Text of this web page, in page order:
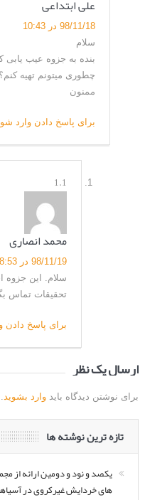
علی ابتداعی
98/11/18 در 10:43
سلام
بنده به جزوه عیب یابی
چطوری میتونم تهیه کنم؟
ممنون
برای پاسخ دادن وارد
1.1
محمد انصاری
98/11/19 در 08:53
سلام. این جزوه
تحقیقات تماس
برای پاسخ دادن
ارسال یک نظر
برای نوشتن دیدگاه باید وارد بشوید
تازه ترین نوشته ها
یکصد و نود و دومین ارائه از
های خردایش غیرکروی در